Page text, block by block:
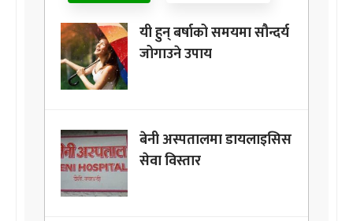
यी हुन् बर्षाको समयमा सौन्दर्य
जोगाउने उपाय
बेनी अस्पतालमा डायलाइसिस
सेवा विस्तार